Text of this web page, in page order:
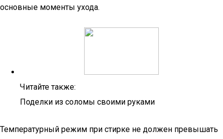
основные моменты ухода.
Читайте также:
Поделки из соломы своими руками
Температурный режим при стирке не должен превышать